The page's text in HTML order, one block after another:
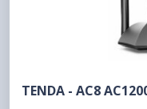
TENDA - AC8